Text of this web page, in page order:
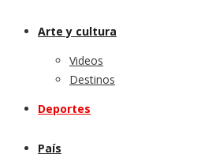
Arte y cultura
Videos
Destinos
Deportes
País